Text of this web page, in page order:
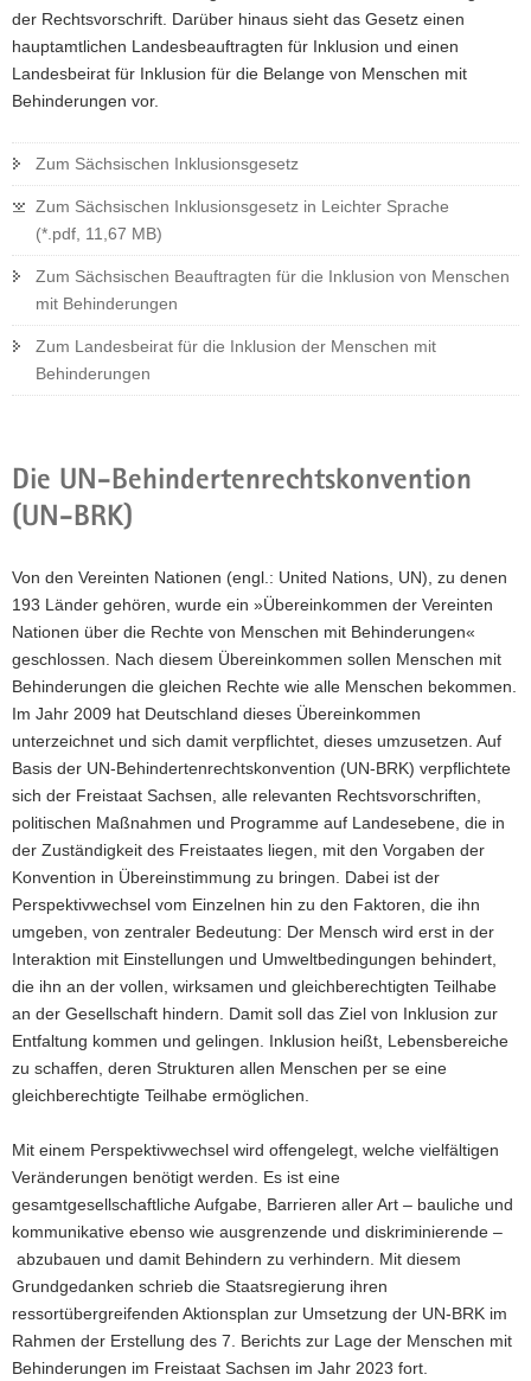
der Rechtsvorschrift. Darüber hinaus sieht das Gesetz einen
hauptamtlichen Landesbeauftragten für Inklusion und einen
Landesbeirat für Inklusion für die Belange von Menschen mit
Behinderungen vor.
Zum Sächsischen Inklusionsgesetz
Zum Sächsischen Inklusionsgesetz in Leichter Sprache
(*.pdf, 11,67 MB)
Zum Sächsischen Beauftragten für die Inklusion von Menschen
mit Behinderungen
Zum Landesbeirat für die Inklusion der Menschen mit
Behinderungen
Die UN-Behindertenrechtskonvention
(UN-BRK)
Von den Vereinten Nationen (engl.: United Nations, UN), zu denen
193 Länder gehören, wurde ein »Übereinkommen der Vereinten
Nationen über die Rechte von Menschen mit Behinderungen«
geschlossen. Nach diesem Übereinkommen sollen Menschen mit
Behinderungen die gleichen Rechte wie alle Menschen bekommen.
Im Jahr 2009 hat Deutschland dieses Übereinkommen
unterzeichnet und sich damit verpflichtet, dieses umzusetzen. Auf
Basis der UN-Behindertenrechtskonvention (UN-BRK) verpflichtete
sich der Freistaat Sachsen, alle relevanten Rechtsvorschriften,
politischen Maßnahmen und Programme auf Landesebene, die in
der Zuständigkeit des Freistaates liegen, mit den Vorgaben der
Konvention in Übereinstimmung zu bringen. Dabei ist der
Perspektivwechsel vom Einzelnen hin zu den Faktoren, die ihn
umgeben, von zentraler Bedeutung: Der Mensch wird erst in der
Interaktion mit Einstellungen und Umweltbedingungen behindert,
die ihn an der vollen, wirksamen und gleichberechtigten Teilhabe
an der Gesellschaft hindern. Damit soll das Ziel von Inklusion zur
Entfaltung kommen und gelingen. Inklusion heißt, Lebensbereiche
zu schaffen, deren Strukturen allen Menschen per se eine
gleichberechtigte Teilhabe ermöglichen.
Mit einem Perspektivwechsel wird offengelegt, welche vielfältigen
Veränderungen benötigt werden. Es ist eine
gesamtgesellschaftliche Aufgabe, Barrieren aller Art – bauliche und
kommunikative ebenso wie ausgrenzende und diskriminierende –
abzubauen und damit Behindern zu verhindern. Mit diesem
Grundgedanken schrieb die Staatsregierung ihren
ressortübergreifenden Aktionsplan zur Umsetzung der UN-BRK im
Rahmen der Erstellung des 7. Berichts zur Lage der Menschen mit
Behinderungen im Freistaat Sachsen im Jahr 2023 fort.